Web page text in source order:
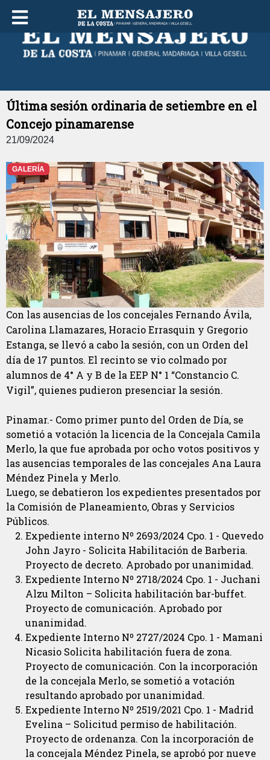
SáBADO 08 DE AGOSTO DE 2026
Última sesión ordinaria de setiembre en el
Concejo pinamarense
21/09/2024
GALERÍA
Con las ausencias de los concejales Fernando Ávila,
Carolina Llamazares, Horacio Errasquin y Gregorio
Estanga, se llevó a cabo la sesión, con un Orden del
día de 17 puntos. El recinto se vio colmado por
alumnos de 4° A y B de la EEP N° 1 “Constancio C.
Vigil”, quienes pudieron presenciar la sesión.
Pinamar.- Como primer punto del Orden de Día, se
sometió a votación la licencia de la Concejala Camila
Merlo, la que fue aprobada por ocho votos positivos y
las ausencias temporales de las concejales Ana Laura
Méndez Pinela y Merlo.
Luego, se debatieron los expedientes presentados por
la Comisión de Planeamiento, Obras y Servicios
Públicos.
Expediente interno Nº 2693/2024 Cpo. 1 - Quevedo
John Jayro - Solicita Habilitación de Barberia.
Proyecto de decreto. Aprobado por unanimidad.
Expediente Interno Nº 2718/2024 Cpo. 1 - Juchani
Alzu Milton – Solicita habilitación bar-buffet.
Proyecto de comunicación. Aprobado por
unanimidad.
Expediente Interno Nº 2727/2024 Cpo. 1 - Mamani
Nicasio Solicita habilitación fuera de zona.
Proyecto de comunicación. Con la incorporación
de la concejala Merlo, se sometió a votación
resultando aprobado por unanimidad.
Expediente Interno Nº 2519/2021 Cpo. 1 - Madrid
Evelina – Solicitud permiso de habilitación.
Proyecto de ordenanza. Con la incorporación de
la concejala Méndez Pinela, se aprobó por nueve